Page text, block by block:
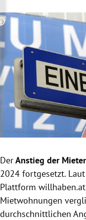
Untermenü
Untermenü
Untermenü
Untermenü
Untermenü
Untermenü
Untermenü
Copyright-Hinweis
DerAnstieg der
2024 fortgesetzt.
Plattform
Mietwohnungen
durchschnittlichen